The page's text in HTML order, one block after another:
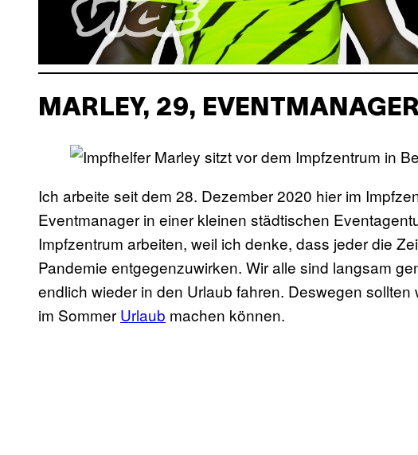
MARLEY, 29, EVENTMANAGER
Ich arbeite seit dem 28. Dezember 2020 hier im
Eventmanager in einer kleinen städtischen
Impfzentrum arbeiten, weil ich denke, dass jeder die
Pandemie entgegenzuwirken. Wir alle sind langsam
endlich wieder in den Urlaub fahren. Deswegen
im Sommer Urlaub machen können.